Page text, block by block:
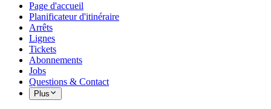
Page d'accueil
Planificateur d'itinéraire
Arrêts
Lignes
Tickets
Abonnements
Jobs
Questions & Contact
Plus